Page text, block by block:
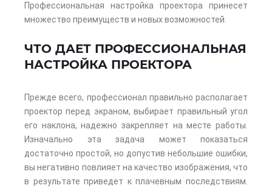
Профессиональная настройка проектора принесет
множество преимуществ и новых возможностей.
ЧТО ДАЕТ ПРОФЕССИОНАЛЬНАЯ
НАСТРОЙКА ПРОЕКТОРА
Прежде всего, профессионал правильно располагает
проектор перед экраном, выбирает правильный угол
его наклона, надежно закрепляет на месте работы.
Изначально эта задача может показаться
достаточно простой, но допустив небольшие ошибки,
вы негативно повлияет на качество изображения, что
в результате приведет к плачевным последствиям.